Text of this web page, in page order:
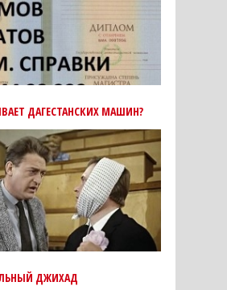
ДАГЕСТАНСКИХ МАШИН?
ДЖИХАД